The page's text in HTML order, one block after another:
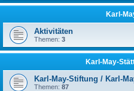
Karl-
Aktivitäten
Themen: 3
Karl-May-
Karl-May-Stiftung / Karl-
Themen: 87